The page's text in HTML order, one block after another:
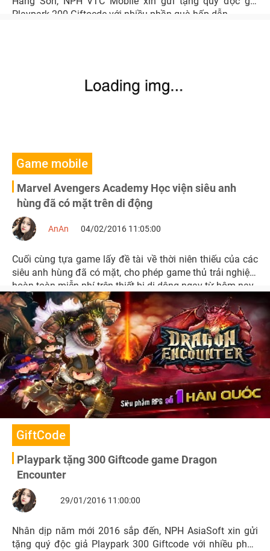
Playpark 200 Giftocde với nhiều phần quà hấp dẫn.
Game mobile
Marvel Avengers Academy Học viện siêu anh
hùng đã có mặt trên di động
AnAn 04/02/2016 11:05:00
Cuối cùng tựa game lấy đề tài về thời niên thiếu của các
siêu anh hùng đã có mặt, cho phép game thủ trải nghiệm
hoàn toàn miễn phí trên thiết bị di dộng ngay từ hôm nay
GiftCode
Playpark tặng 300 Giftcode game Dragon
Encounter
29/01/2016 11:00:00
Nhân dịp năm mới 2016 sắp đến, NPH AsiaSoft xin gửi
tặng quý độc giả Playpark 300 Giftcode với nhiều phần